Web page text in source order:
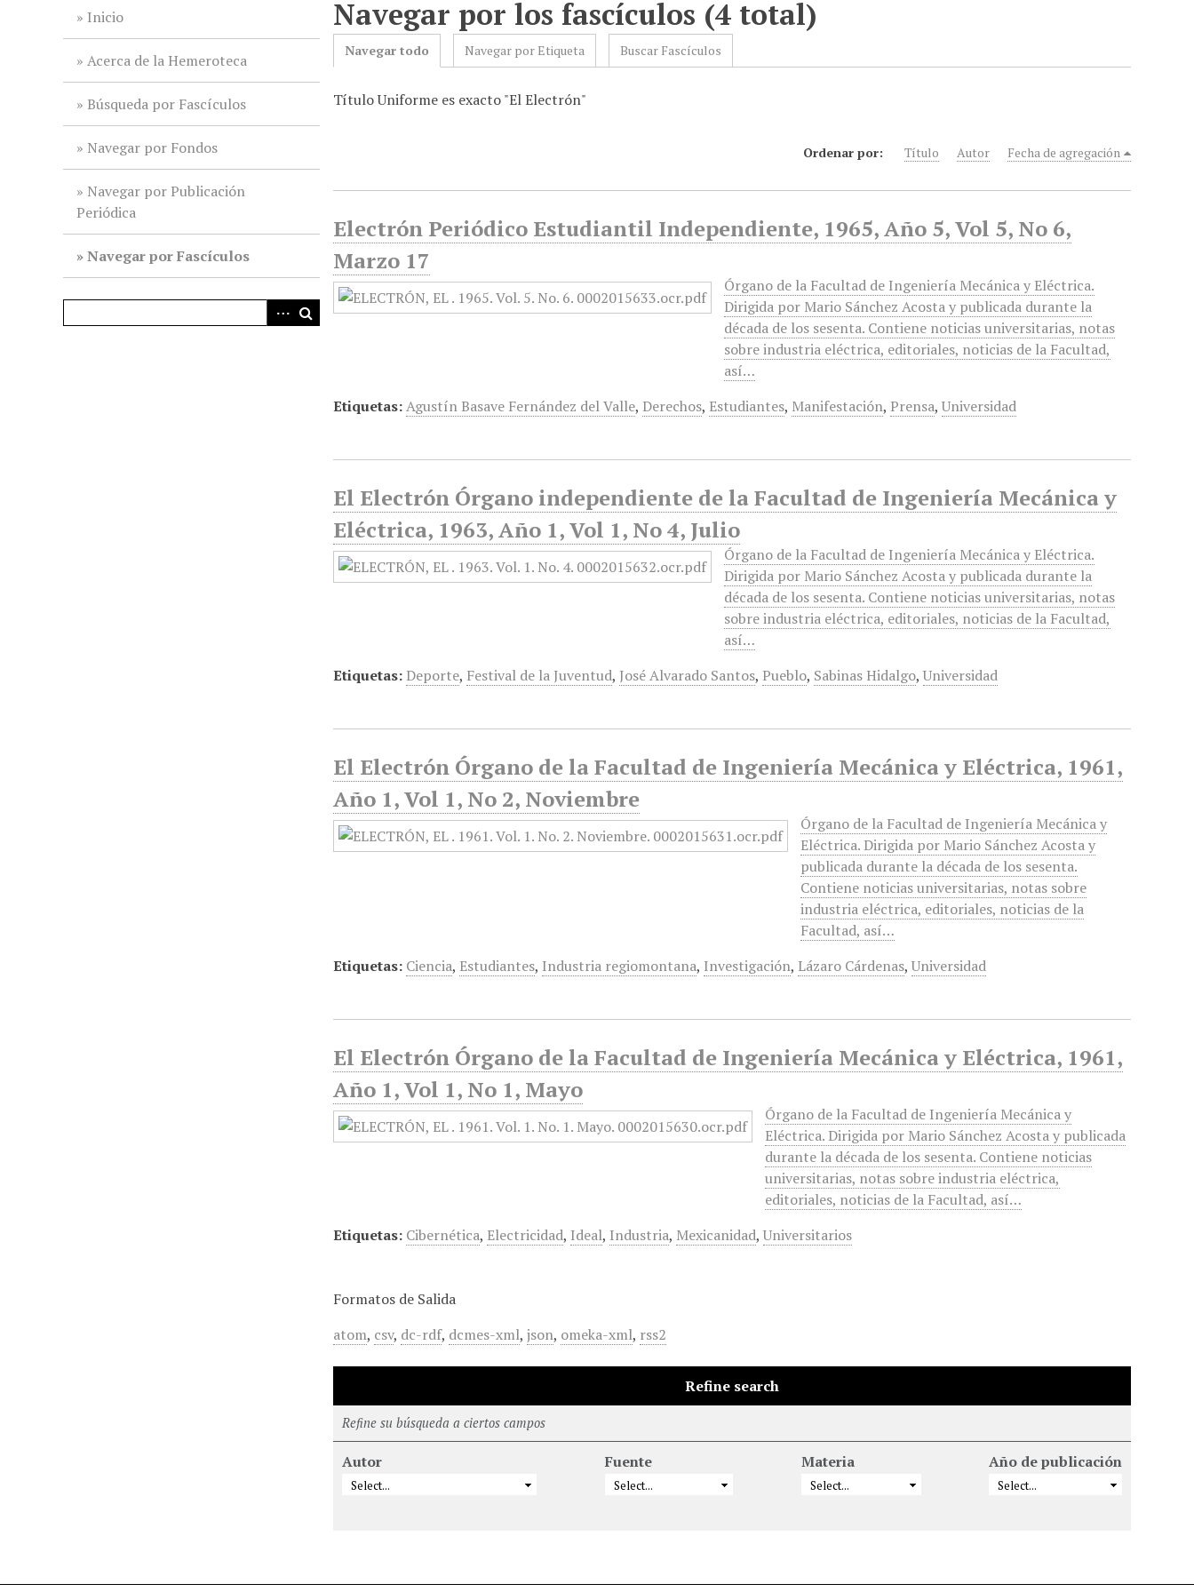
Inicio
Acerca de la Hemeroteca
Búsqueda por Fascículos
Navegar por Fondos
Navegar por Publicación
Periódica
Navegar por Fascículos
Navegar por los fascículos (4 total)
Navegar todo Navegar por Etiqueta Buscar Fascículos
Título Uniforme es exacto "El Electrón"
Ordenar por: Título Autor Fecha de agregación
Electrón Periódico Estudiantil Independiente, 1965, Año 5, Vol 5, No 6,
Marzo 17
Órgano de la Facultad de Ingeniería Mecánica y Eléctrica.
Dirigida por Mario Sánchez Acosta y publicada durante la
década de los sesenta. Contiene noticias universitarias, notas
sobre industria eléctrica, editoriales, noticias de la Facultad,
así…
Etiquetas:Agustín Basave Fernández del Valle, Derechos, Estudiantes, Manifestación, Prensa,Universidad
El Electrón Órgano independiente de la Facultad de Ingeniería Mecánica y
Eléctrica, 1963, Año 1, Vol 1, No 4, Julio
Órgano de la Facultad de Ingeniería Mecánica y Eléctrica.
Dirigida por Mario Sánchez Acosta y publicada durante la
década de los sesenta. Contiene noticias universitarias, notas
sobre industria eléctrica, editoriales, noticias de la Facultad,
así…
Etiquetas: Deporte, Festival de la Juventud, José Alvarado Santos, Pueblo, Sabinas Hidalgo,Universidad
El Electrón Órgano de la Facultad de Ingeniería Mecánica y Eléctrica, 1961,
Año 1, Vol 1, No 2, Noviembre
Órgano de la Facultad de Ingeniería Mecánica y
Eléctrica. Dirigida por Mario Sánchez Acosta y
publicada durante la década de los sesenta.
Contiene noticias universitarias, notas sobre
industria eléctrica, editoriales, noticias de la
Facultad, así…
Etiquetas: Ciencia, Estudiantes, Industria regiomontana, Investigación, Lázaro Cárdenas,Universidad
El Electrón Órgano de la Facultad de Ingeniería Mecánica y Eléctrica, 1961,
Año 1, Vol 1, No 1, Mayo
Órgano de la Facultad de Ingeniería Mecánica y
Eléctrica. Dirigida por Mario Sánchez Acosta y publicada
durante la década de los sesenta. Contiene noticias
universitarias, notas sobre industria eléctrica,
editoriales, noticias de la Facultad, así…
Etiquetas: Cibernética, Electricidad, Ideal, Industria, Mexicanidad,Universitarios
Formatos de Salida
atom, csv, dc-rdf, dcmes-xml,json, omeka-xml, rss2
Refine search
Refine su búsqueda a ciertos campos
Autor Fuente Materia Año de publicación